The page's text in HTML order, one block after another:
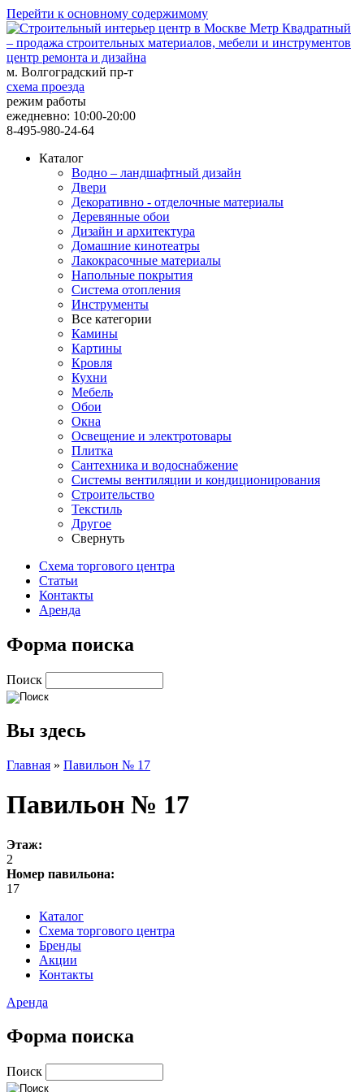
Перейти к основному содержимому
центр ремонта и дизайна
м. Волгоградский пр-т
схема проезда
режим работы
ежедневно: 10:00-20:00
8-495-980-24-64
Каталог
Водно – ландшафтный дизайн
Двери
Декоративно - отделочные материалы
Деревянные обои
Дизайн и архитектура
Домашние кинотеатры
Лакокрасочные материалы
Напольные покрытия
Система отопления
Инструменты
Все категории
Камины
Картины
Кровля
Кухни
Мебель
Обои
Окна
Освещение и электротовары
Плитка
Сантехника и водоснабжение
Системы вентиляции и кондиционирования
Строительство
Текстиль
Другое
Свернуть
Схема торгового центра
Статьи
Контакты
Аренда
Форма поиска
Поиск
Вы здесь
Главная » Павильон № 17
Павильон № 17
Этаж:
2
Номер павильона:
17
Каталог
Схема торгового центра
Бренды
Акции
Контакты
Аренда
Форма поиска
Поиск